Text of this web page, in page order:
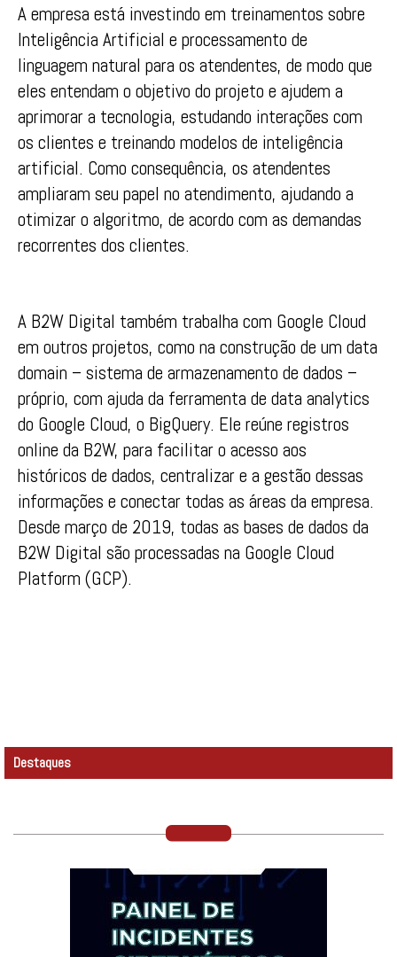
A empresa está investindo em treinamentos sobre
Inteligência Artificial e processamento de
linguagem natural para os atendentes, de modo que
eles entendam o objetivo do projeto e ajudem a
aprimorar a tecnologia, estudando interações com
os clientes e treinando modelos de inteligência
artificial. Como consequência, os atendentes
ampliaram seu papel no atendimento, ajudando a
otimizar o algoritmo, de acordo com as demandas
recorrentes dos clientes.
A B2W Digital também trabalha com Google Cloud
em outros projetos, como na construção de um data
domain – sistema de armazenamento de dados –
próprio, com ajuda da ferramenta de data analytics
do Google Cloud, o BigQuery. Ele reúne registros
online da B2W, para facilitar o acesso aos
históricos de dados, centralizar e a gestão dessas
informações e conectar todas as áreas da empresa.
Desde março de 2019, todas as bases de dados da
B2W Digital são processadas na Google Cloud
Platform (GCP).
Destaques